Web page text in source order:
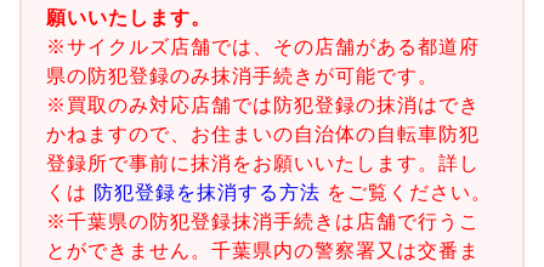
願いいたします。
※サイクルズ店舗では、その店舗がある都道府
県の防犯登録のみ抹消手続きが可能です。
※買取のみ対応店舗では防犯登録の抹消はでき
かねますので、お住まいの自治体の自転車防犯
登録所で事前に抹消をお願いいたします。詳し
くは 防犯登録を抹消する方法 をご覧ください。
※千葉県の防犯登録抹消手続きは店舗で行うこ
とができません。千葉県内の警察署又は交番ま